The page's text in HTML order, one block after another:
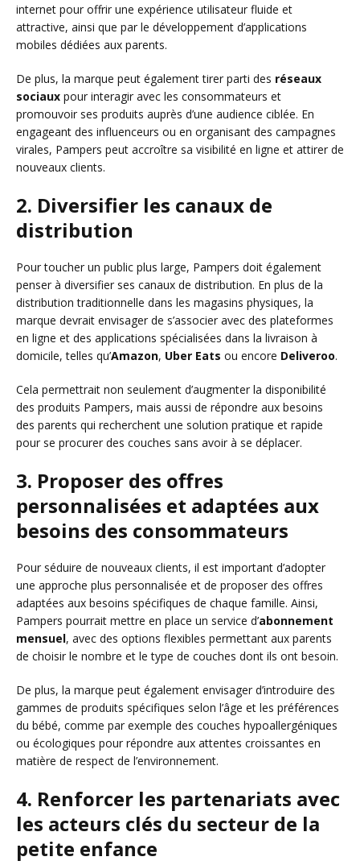
internet pour offrir une expérience utilisateur fluide et
attractive, ainsi que par le développement d’applications
mobiles dédiées aux parents.
De plus, la marque peut également tirer parti des réseaux
sociaux pour interagir avec les consommateurs et
promouvoir ses produits auprès d’une audience ciblée. En
engageant des influenceurs ou en organisant des campagnes
virales, Pampers peut accroître sa visibilité en ligne et attirer de
nouveaux clients.
2. Diversifier les canaux de
distribution
Pour toucher un public plus large, Pampers doit également
penser à diversifier ses canaux de distribution. En plus de la
distribution traditionnelle dans les magasins physiques, la
marque devrait envisager de s’associer avec des plateformes
en ligne et des applications spécialisées dans la livraison à
domicile, telles qu’Amazon, Uber Eats ou encore Deliveroo.
Cela permettrait non seulement d’augmenter la disponibilité
des produits Pampers, mais aussi de répondre aux besoins
des parents qui recherchent une solution pratique et rapide
pour se procurer des couches sans avoir à se déplacer.
3. Proposer des offres
personnalisées et adaptées aux
besoins des consommateurs
Pour séduire de nouveaux clients, il est important d’adopter
une approche plus personnalisée et de proposer des offres
adaptées aux besoins spécifiques de chaque famille. Ainsi,
Pampers pourrait mettre en place un service d’abonnement
mensuel, avec des options flexibles permettant aux parents
de choisir le nombre et le type de couches dont ils ont besoin.
De plus, la marque peut également envisager d’introduire des
gammes de produits spécifiques selon l’âge et les préférences
du bébé, comme par exemple des couches hypoallergéniques
ou écologiques pour répondre aux attentes croissantes en
matière de respect de l’environnement.
4. Renforcer les partenariats avec
les acteurs clés du secteur de la
petite enfance